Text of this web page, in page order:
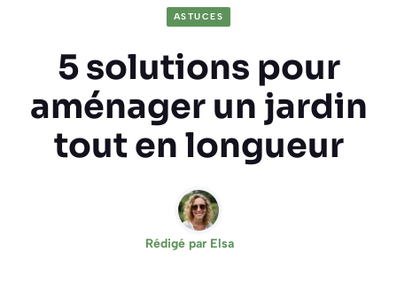
ASTUCES
5 solutions pour
aménager un jardin
tout en longueur
Rédigé par Elsa